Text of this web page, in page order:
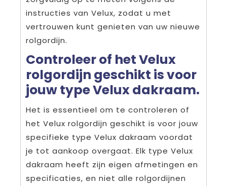
instructies van Velux, zodat u met
vertrouwen kunt genieten van uw nieuwe
rolgordijn.
Controleer of het Velux
rolgordijn geschikt is voor
jouw type Velux dakraam.
Het is essentieel om te controleren of
het Velux rolgordijn geschikt is voor jouw
specifieke type Velux dakraam voordat
je tot aankoop overgaat. Elk type Velux
dakraam heeft zijn eigen afmetingen en
specificaties, en niet alle rolgordijnen